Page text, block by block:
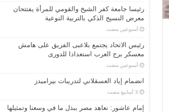
رئيسا جامعة كفر الشيخ والقومي للمرأة يفتتحان
معرض النسيج الذكي بالتربية النوعية
‏أسبوعين مضت
رئيس الاتحاد يجتمع بلاعبى الفريق على هامش
معسكر برج العرب استعدادا للدورى
‏أسبوعين مضت
انضمام إياد العسقلاني لتدريبات بيراميدز
إمام عاشور: نعاهد مصر ببذل ما في وسعنا وتمثيلها